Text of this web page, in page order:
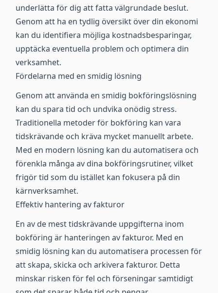
underlätta för dig att fatta välgrundade beslut.
Genom att ha en tydlig översikt över din ekonomi
kan du identifiera möjliga kostnadsbesparingar,
upptäcka eventuella problem och optimera din
verksamhet.
Fördelarna med en smidig lösning
Genom att använda en smidig bokföringslösning
kan du spara tid och undvika onödig stress.
Traditionella metoder för bokföring kan vara
tidskrävande och kräva mycket manuellt arbete.
Med en modern lösning kan du automatisera och
förenkla många av dina bokföringsrutiner, vilket
frigör tid som du istället kan fokusera på din
kärnverksamhet.
Effektiv hantering av fakturor
En av de mest tidskrävande uppgifterna inom
bokföring är hanteringen av fakturor. Med en
smidig lösning kan du automatisera processen för
att skapa, skicka och arkivera fakturor. Detta
minskar risken för fel och förseningar samtidigt